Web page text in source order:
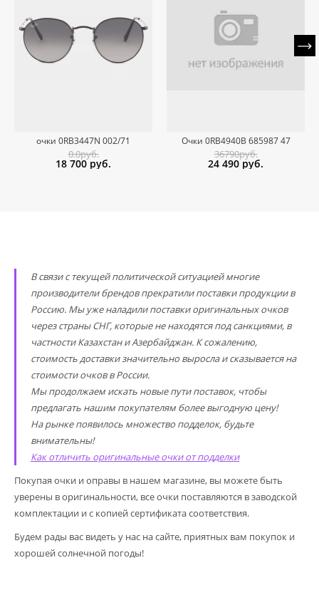
очки 0RB3447N 002/71
0.0руб.
18 700 руб.
Очки 0RB4940B 685987 47
36790руб.
24 490 руб.
В связи с текущей политической ситуацией многие
производители брендов прекратили поставки продукции в
Россию. Мы уже наладили поставки оригинальных очков
через страны СНГ, которые не находятся под санкциями, в
частности Казахстан и Азербайджан. К сожалению,
стоимость доставки значительно выросла и сказывается на
стоимости очков в России.
Мы продолжаем искать новые пути поставок, чтобы
предлагать нашим покупателям более выгодную цену!
На рынке появилось множество подделок, будьте
внимательны!
Как отличить оригинальные очки от подделки
Покупая очки и оправы в нашем магазине, вы можете быть
уверены в оригинальности, все очки поставляются в заводской
комплектации и с копией сертификата соответствия.
Будем рады вас видеть у нас на сайте, приятных вам покупок и
хорошей солнечной погоды!